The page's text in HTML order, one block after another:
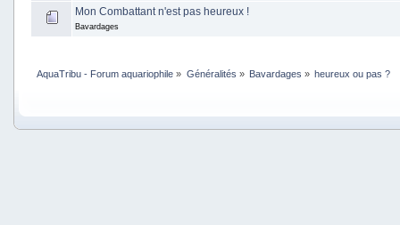
Mon Combattant n'est pas heureux !
Bavardages
AquaTribu - Forum aquariophile » Généralités » Bavardages » heureux ou pas ?